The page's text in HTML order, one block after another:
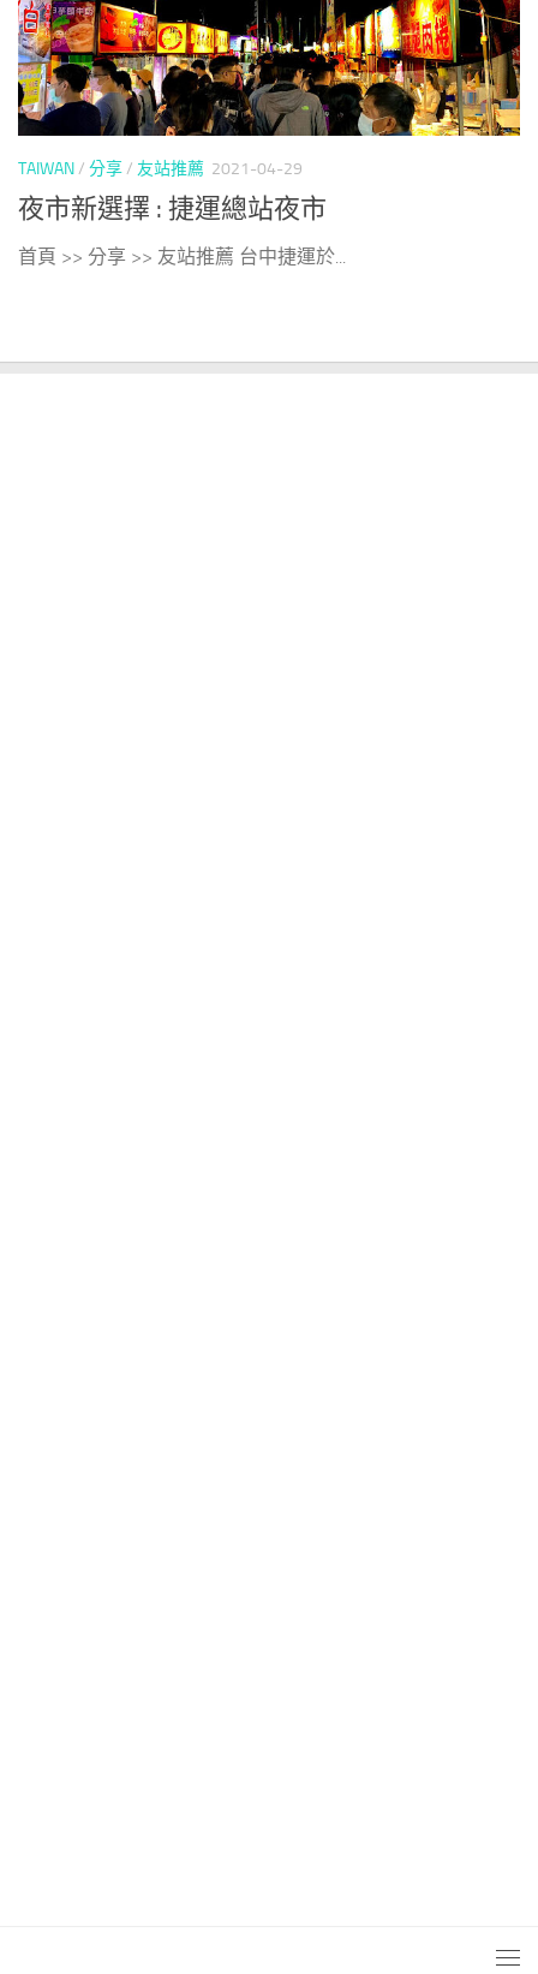
TAIWAN/ 分享/ 友站推薦 2021-04-29
夜市新選擇 : 捷運總站夜市
首頁 >> 分享 >> 友站推薦 台中捷運於...